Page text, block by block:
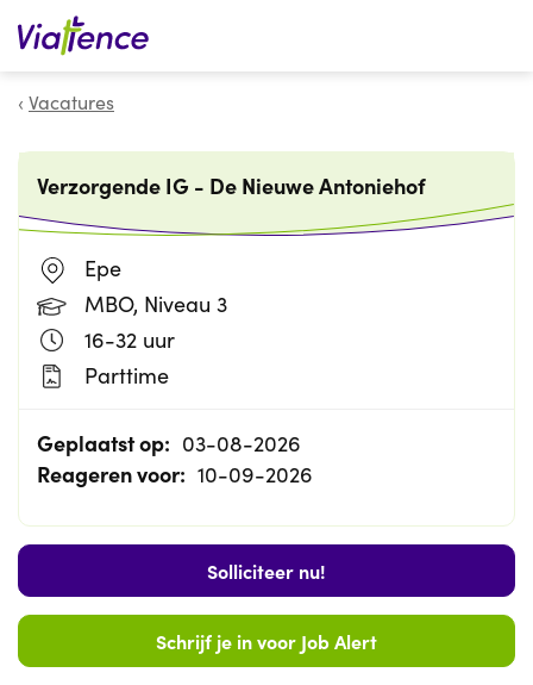
Zoeken
Vacatures
Verzorgende IG - De Nieuwe Antoniehof
Epe
MBO, Niveau 3
16-32 uur
Parttime
Geplaatst op: 03-08-2026
Reageren voor: 10-09-2026
Solliciteer nu!
Schrijf je in voor Job Alert